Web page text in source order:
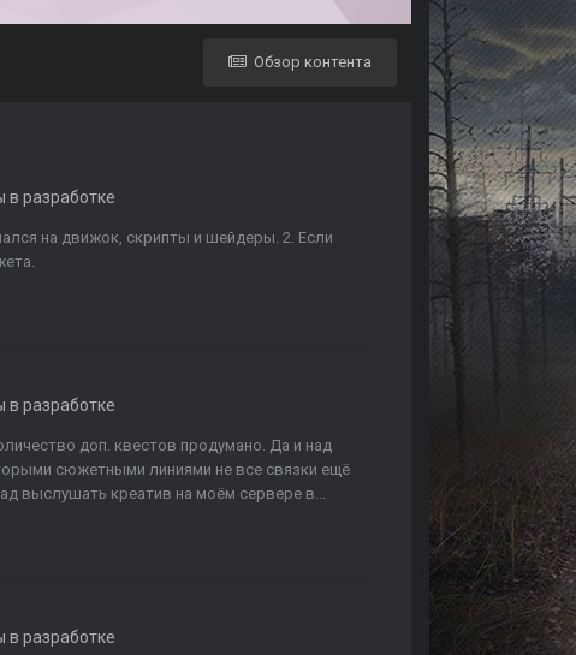
Обзор контента
в разработке
на движок, скрипты и шейдеры. 2. Если
в разработке
доп. квестов продумано. Да и над
сюжетными линиями не все связки ещё
выслушать креатив на моём сервере в...
в разработке